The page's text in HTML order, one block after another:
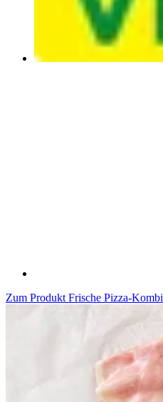
Zum Produkt Frische Pizza-Kombi